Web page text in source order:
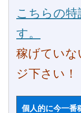
こちらの特
す。
稼げていな
ジ下さい！
個人的に今一番